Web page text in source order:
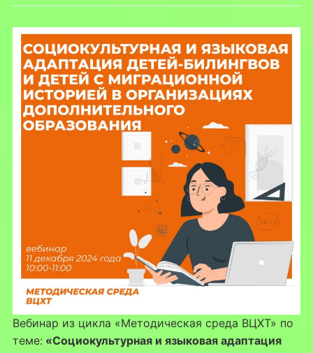
Вебинар из цикла «Методическая среда ВЦХТ» по
теме: «Социокультурная и языковая адаптация